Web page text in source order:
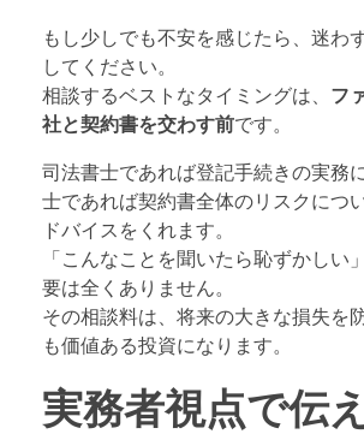
もし少しでも不安を感じたら、迷わ
してください。
相談するベストなタイミングは、 フ
社と契約書を交わす前です。
司法書士であれば登記手続きの実務
士であれば契約書全体のリスクにつ
ドバイスをくれます。
「こんなことを聞いたら恥ずかしい
要は全くありません。
その相談料は、将来の大きな損失を
も価値ある投資になります。
実務者視点で伝